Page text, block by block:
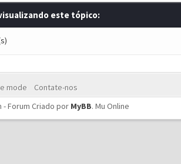
este tópico:
mode
Contate-nos
- Forum Criado por MyBB. Mu Online